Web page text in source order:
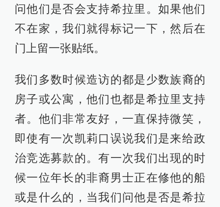
问他们是否会支持希拉里。如果他们
不在家，我们就得标记一下，然后在
门上留一张贴纸。
我们多数时候造访的都是少数族裔的
房子或公寓，他们也都是希拉里支持
者。他们非常友好，一直保持微笑，
即使有一次凯莉口误说我们是来给政
治竞选募款的。有一次我们出现的时
候一位年长的非裔男士正在修他的船
或是什么的，当我们问他是否是希拉